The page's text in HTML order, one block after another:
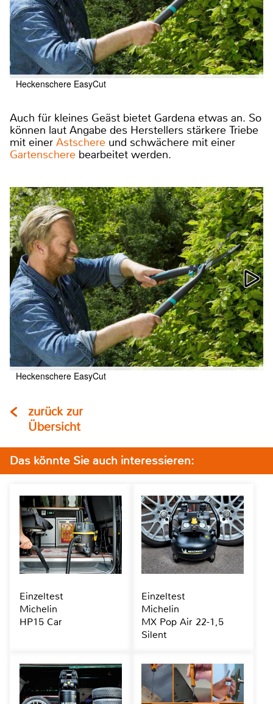
Heckenschere EasyCut
Auch für kleines Geäst bietet Gardena etwas an. So
können laut Angabe des Herstellers stärkere Triebe
mit einer Astschere und schwächere mit einer
Gartenschere bearbeitet werden.
Heckenschere EasyCut
zurück zur
Übersicht
Das könnte Sie auch interessieren:
Einzeltest
Michelin
HP15 Car
Einzeltest
Michelin
MX Pop Air 22-1,5
Silent